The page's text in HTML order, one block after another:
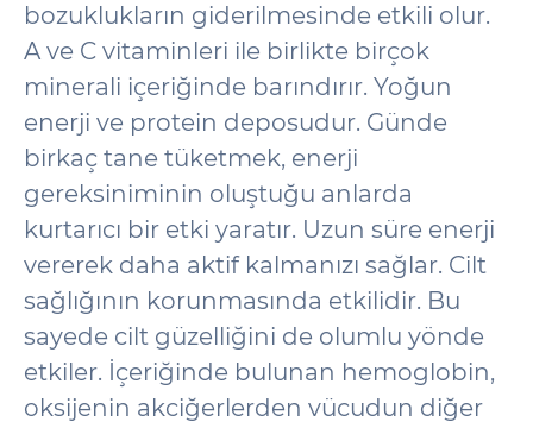
bozuklukların giderilmesinde etkili olur.
A ve C vitaminleri ile birlikte birçok
minerali içeriğinde barındırır. Yoğun
enerji ve protein deposudur. Günde
birkaç tane tüketmek, enerji
gereksiniminin oluştuğu anlarda
kurtarıcı bir etki yaratır. Uzun süre enerji
vererek daha aktif kalmanızı sağlar. Cilt
sağlığının korunmasında etkilidir. Bu
sayede cilt güzelliğini de olumlu yönde
etkiler. İçeriğinde bulunan hemoglobin,
oksijenin akciğerlerden vücudun diğer